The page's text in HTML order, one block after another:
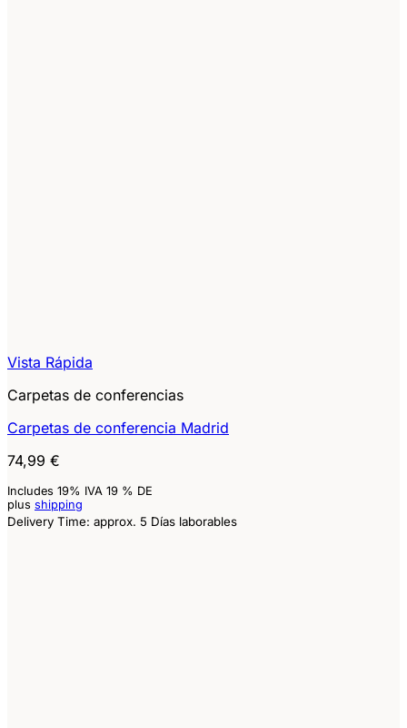
Vista Rápida
Carpetas de conferencias
Carpetas de conferencia Madrid
74,99 €
Includes 19% IVA 19 % DE
plus shipping
Delivery Time: approx. 5 Días laborables